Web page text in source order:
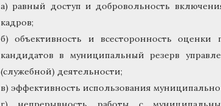
а) равный доступ и добровольность
кадров;
б) объективность и всесторонность оценки
кандидатов в муниципальный резерв
(служебной) деятельности;
в) эффективность использования